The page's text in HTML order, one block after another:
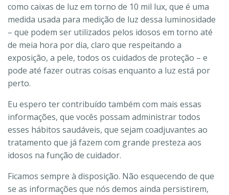
como caixas de luz em torno de 10 mil lux, que é uma
medida usada para medição de luz dessa luminosidade
– que podem ser utilizados pelos idosos em torno até
de meia hora por dia, claro que respeitando a
exposição, a pele, todos os cuidados de proteção – e
pode até fazer outras coisas enquanto a luz está por
perto.
Eu espero ter contribuído também com mais essas
informações, que vocês possam administrar todos
esses hábitos saudáveis, que sejam coadjuvantes ao
tratamento que já fazem com grande presteza aos
idosos na função de cuidador.
Ficamos sempre à disposição. Não esquecendo de que
se as informações que nós demos ainda persistirem,